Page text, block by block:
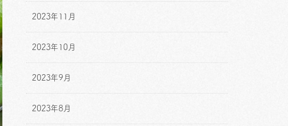
2023年11月
2023年10月
2023年9月
2023年8月